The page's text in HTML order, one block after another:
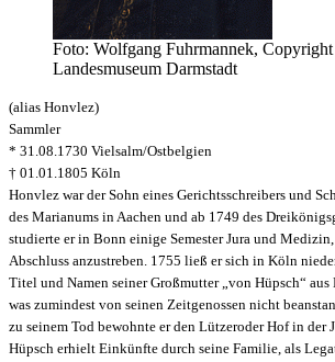
Foto: Wolfgang Fuhrmannek, Copyright
Landesmuseum Darmstadt
(alias Honvlez)
Sammler
* 31.08. 1730 Vielsalm/Ostbelgien
† 01.01.1805 Köln
Honvlez war der Sohn eines Gerichtsschreibers und
des Marianums in Aachen und ab 1749 des
studierte er in Bonn einige Semester Jura und
Abschluss anzustreben. 1755 ließ er sich in Köln
Titel und Namen seiner Großmutter „von Hüpsch“ aus
was zumindest von seinen Zeitgenossen nicht
zu seinem Tod bewohnte er den Lützeroder Hof in der
Hüpsch erhielt Einkünfte durch seine Familie, als